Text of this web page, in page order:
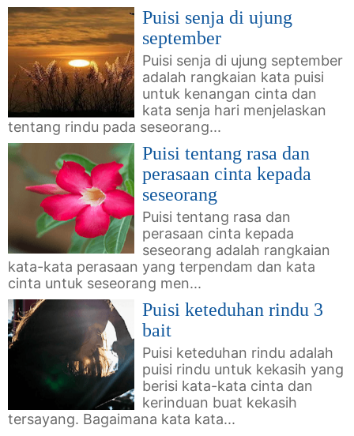
Puisi senja di ujung
september
Puisi senja di ujung september
adalah rangkaian kata puisi
untuk kenangan cinta dan
kata senja hari menjelaskan
tentang rindu pada seseorang...
Puisi tentang rasa dan
perasaan cinta kepada
seseorang
Puisi tentang rasa dan
perasaan cinta kepada
seseorang adalah rangkaian
kata-kata perasaan yang terpendam dan kata
cinta untuk seseorang men...
Puisi keteduhan rindu 3
bait
Puisi keteduhan rindu adalah
puisi rindu untuk kekasih yang
berisi kata-kata cinta dan
kerinduan buat kekasih
tersayang. Bagaimana kata kata...